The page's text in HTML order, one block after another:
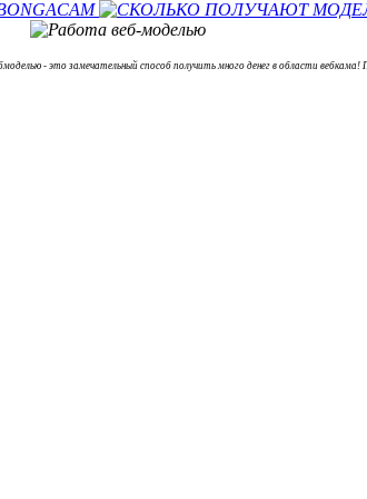
- это замечательный способ получить много денег в области вебкама!